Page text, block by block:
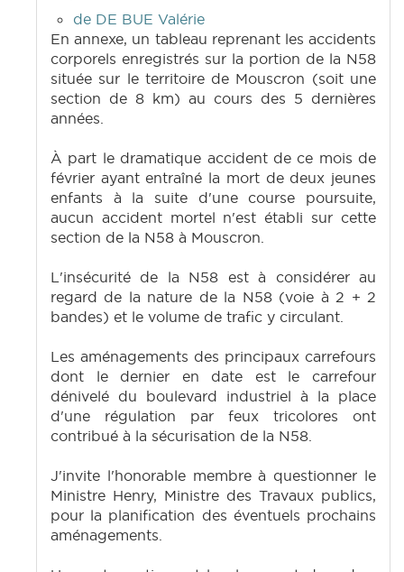
de DE BUE Valérie
En annexe, un tableau reprenant les accidents
corporels enregistrés sur la portion de la N58
située sur le territoire de Mouscron (soit une
section de 8 km) au cours des 5 dernières
années.
À part le dramatique accident de ce mois de
février ayant entraîné la mort de deux jeunes
enfants à la suite d'une course poursuite,
aucun accident mortel n'est établi sur cette
section de la N58 à Mouscron.
L'insécurité de la N58 est à considérer au
regard de la nature de la N58 (voie à 2 + 2
bandes) et le volume de trafic y circulant.
Les aménagements des principaux carrefours
dont le dernier en date est le carrefour
dénivelé du boulevard industriel à la place
d'une régulation par feux tricolores ont
contribué à la sécurisation de la N58.
J'invite l'honorable membre à questionner le
Ministre Henry, Ministre des Travaux publics,
pour la planification des éventuels prochains
aménagements.